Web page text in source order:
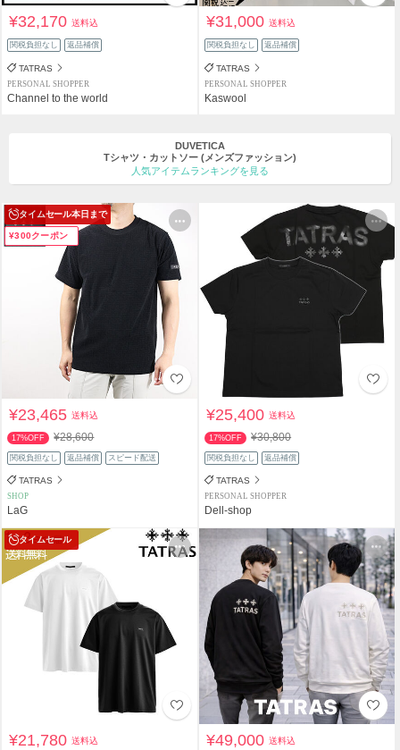
¥32,170送料込
関税負担なし 返品補償
TATRAS
PERSONAL SHOPPER
Channel to the world
¥31,000送料込
関税負担なし 返品補償
TATRAS
PERSONAL SHOPPER
Kaswool
DUVETICA
Tシャツ・カットソー (メンズファッション)
人気アイテムランキングを見る
タイムセール本日まで
¥300クーポン
¥23,465送料込
17%OFF ¥28,600
関税負担なし 返品補償 スピード配送
TATRAS
SHOP
LaG
¥25,400送料込
17%OFF ¥30,800
関税負担なし 返品補償
TATRAS
PERSONAL SHOPPER
Dell-shop
タイムセール
¥21,780送料込 ¥49,000送料込